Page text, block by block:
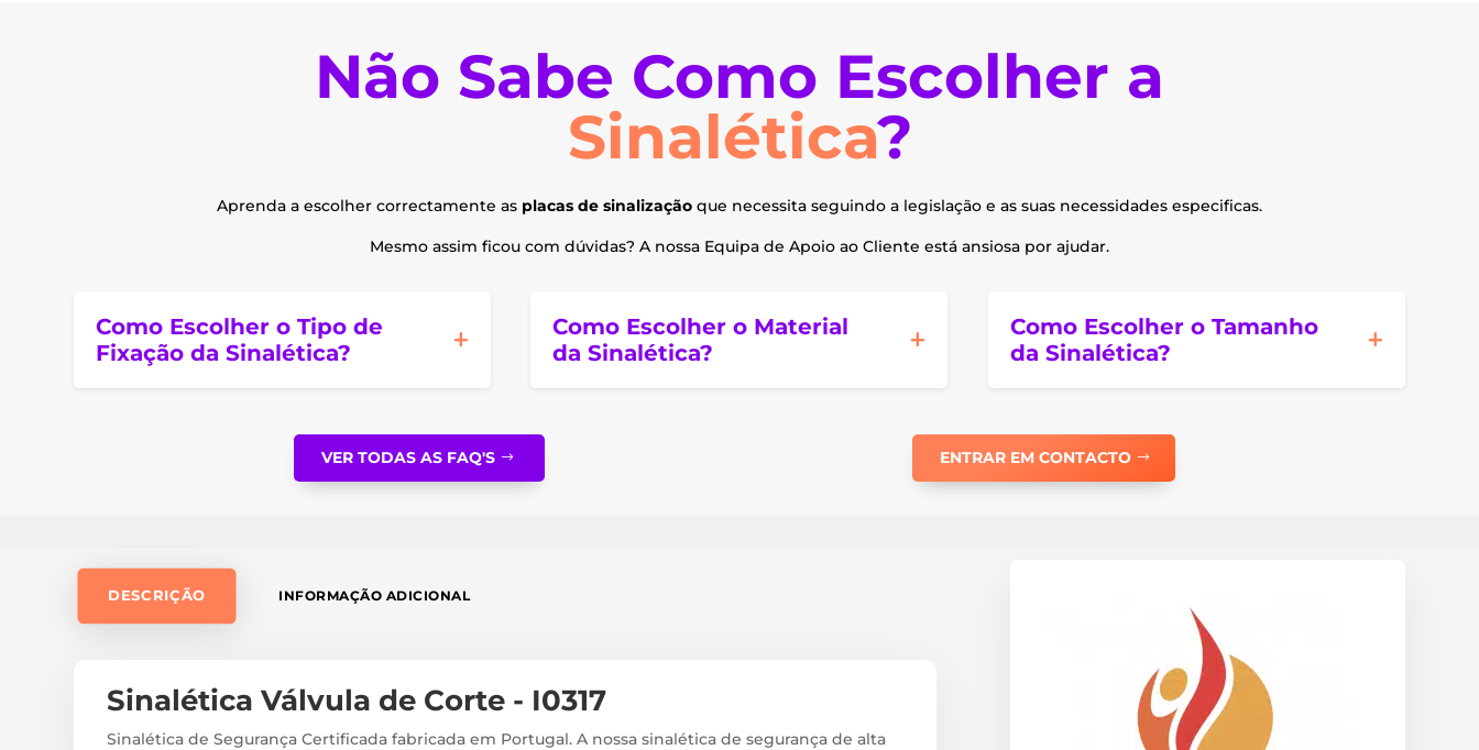
Não Sabe Como Escolher a
Sinalética?
Aprenda a escolher correctamente as placas de sinalização que necessita seguindo a legislação e as suas necessidades especificas.
Mesmo assim ficou com dúvidas? A nossa Equipa de Apoio ao Cliente está ansiosa por ajudar.
Como Escolher o Tipo de
Fixação da Sinalética?
Como Escolher o Material
da Sinalética?
Como Escolher o Tamanho
da Sinalética?
VER TODAS AS FAQ'S ENTRAR EM CONTACTO
DESCRIÇÃO INFORMAÇÃO ADICIONAL
Sinalética Válvula de Corte - I0317
Sinalética de Segurança Certificada fabricada em Portugal. A nossa sinalética de segurança de alta